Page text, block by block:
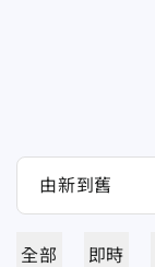
全部 即時